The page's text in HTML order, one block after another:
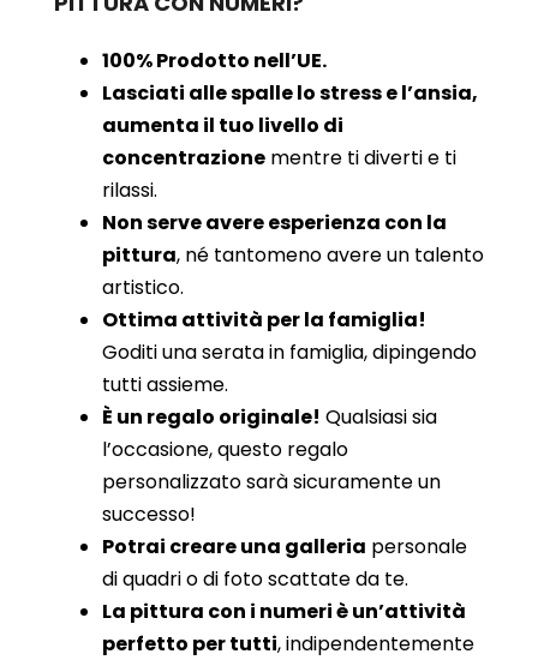
100% Prodotto nell’UE.
Lasciati alle spalle lo stress e l’ansia,
aumenta il tuo livello di
concentrazione mentre ti diverti e ti
rilassi.
Non serve avere esperienza con la
pittura, né tantomeno avere un talento
artistico.
Ottima attività per la famiglia!
Goditi una serata in famiglia, dipingendo
tutti assieme.
È un regalo originale! Qualsiasi sia
l’occasione, questo regalo
personalizzato sarà sicuramente un
successo!
Potrai creare una galleria personale
di quadri o di foto scattate da te.
La pittura con i numeri è un’attività
perfetto per tutti, indipendentemente